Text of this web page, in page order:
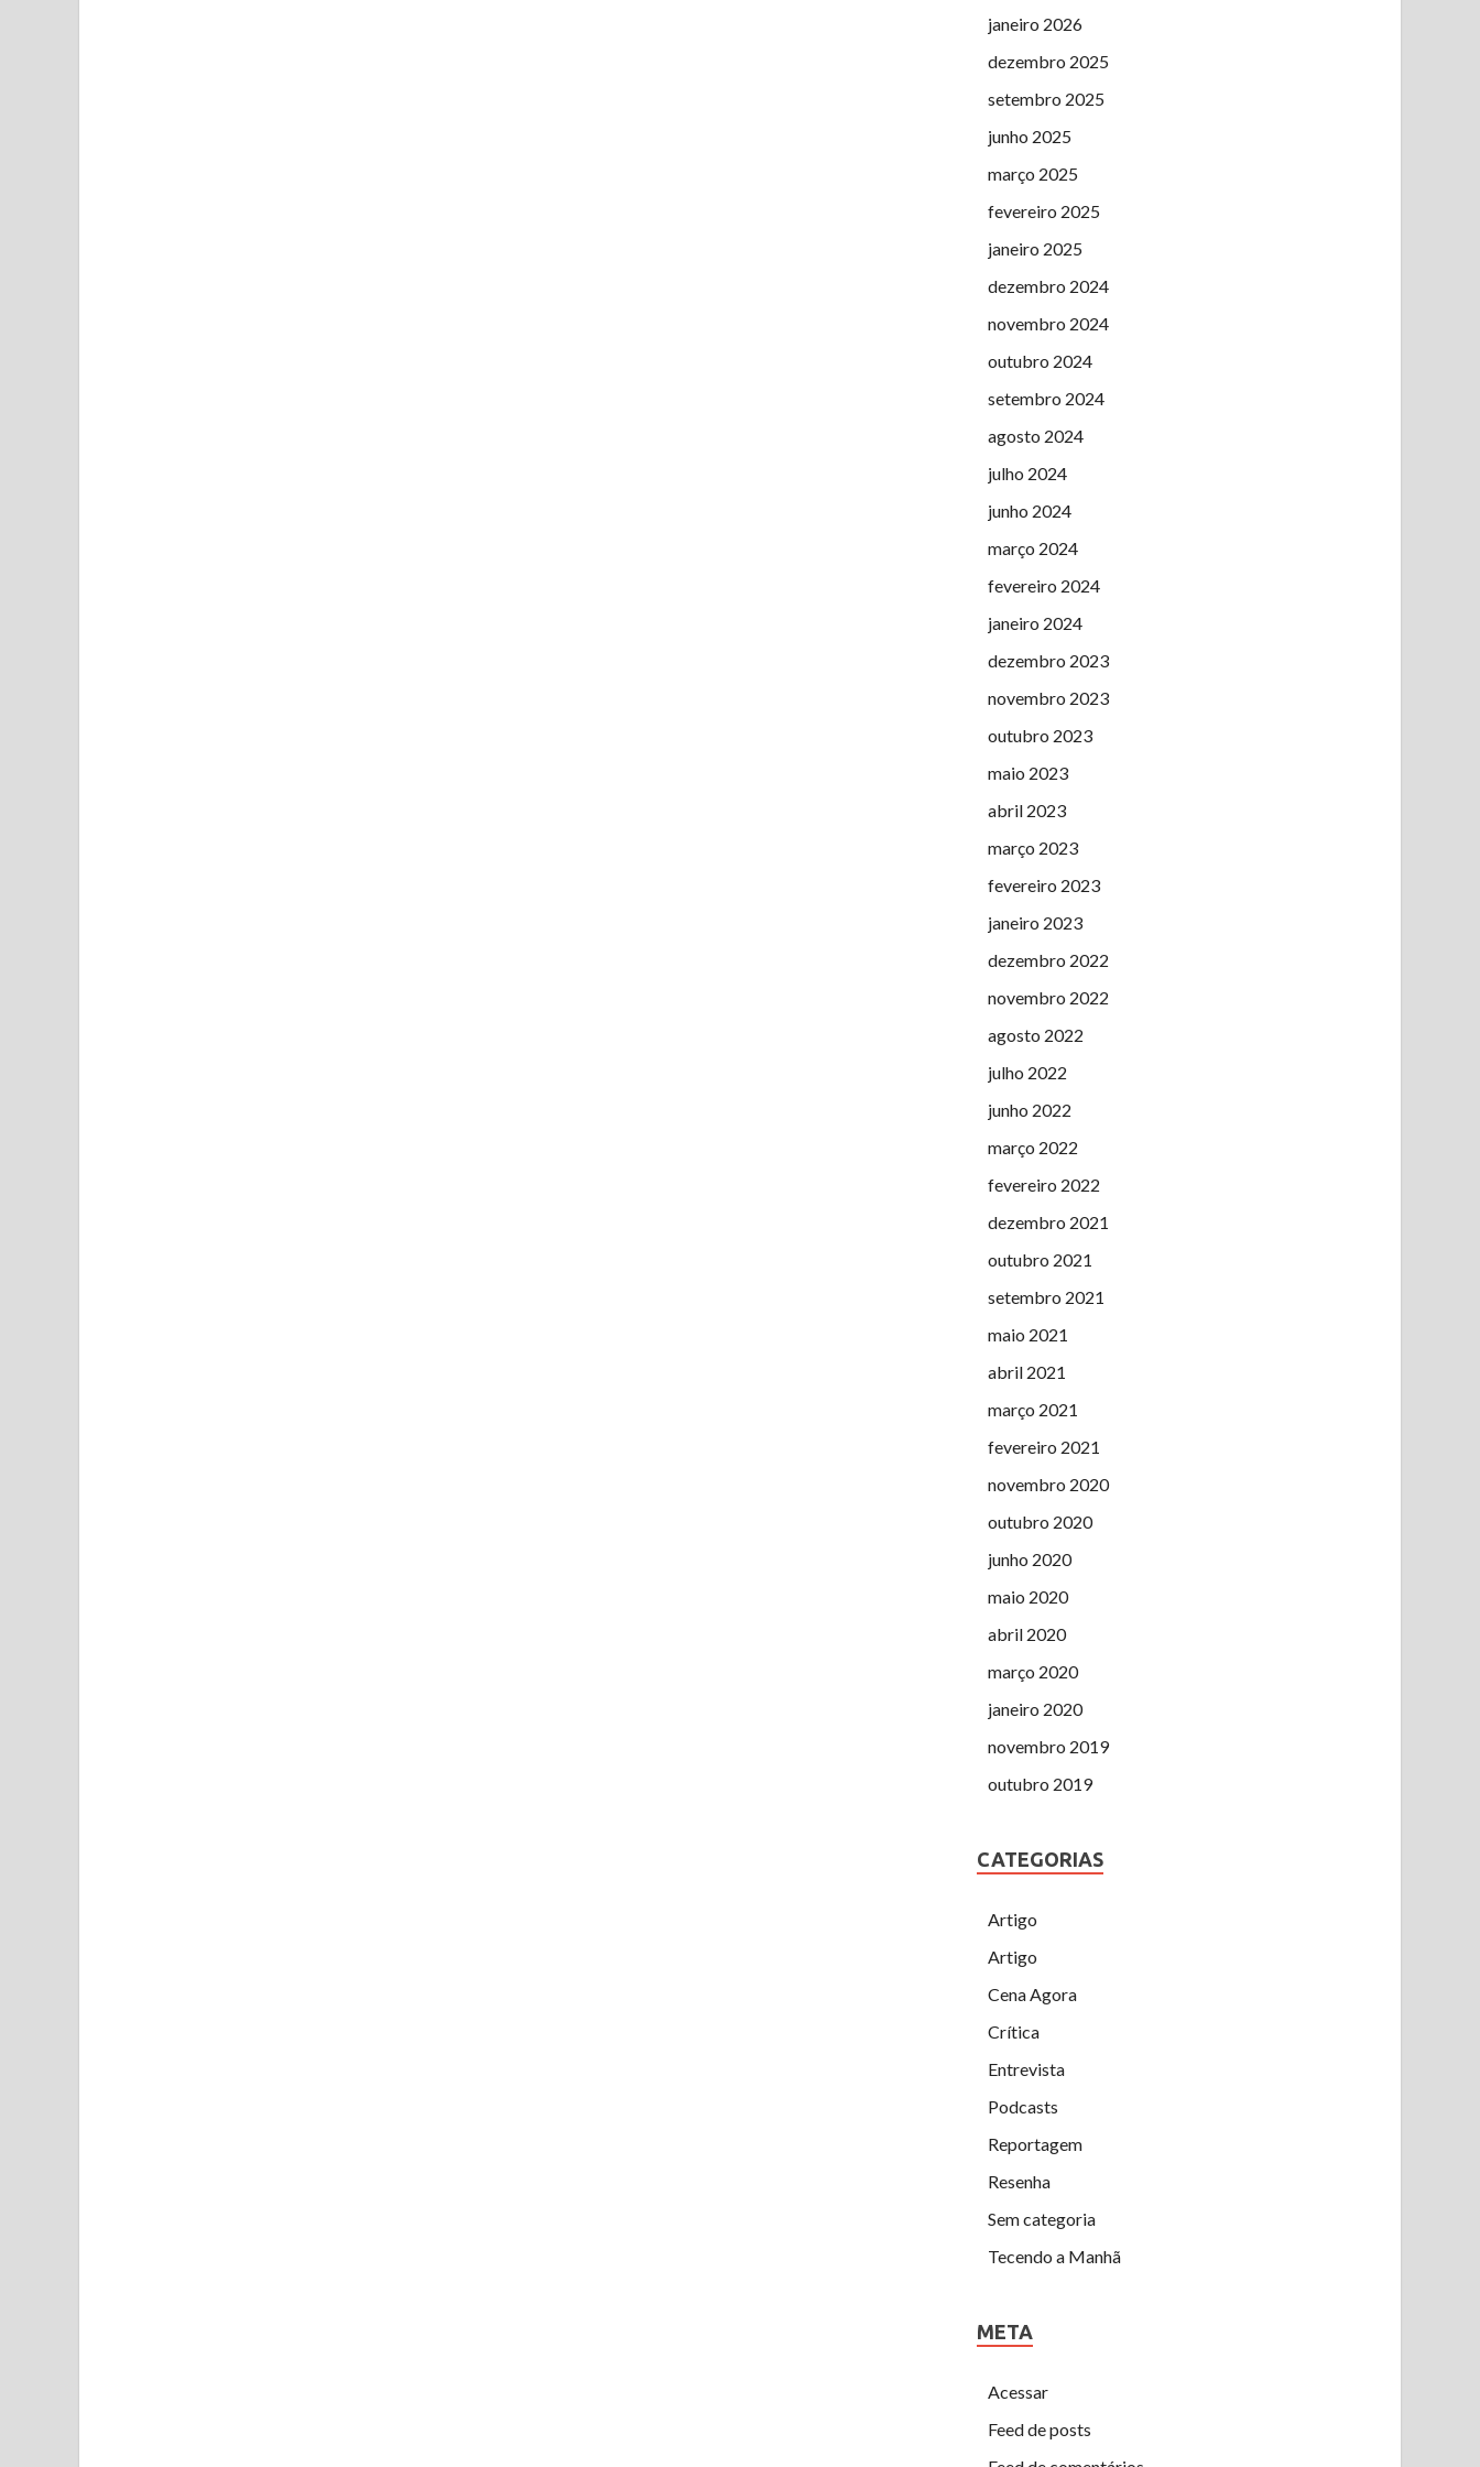
janeiro 2026
dezembro 2025
setembro 2025
junho 2025
março 2025
fevereiro 2025
janeiro 2025
dezembro 2024
novembro 2024
outubro 2024
setembro 2024
agosto 2024
julho 2024
junho 2024
março 2024
fevereiro 2024
janeiro 2024
dezembro 2023
novembro 2023
outubro 2023
maio 2023
abril 2023
março 2023
fevereiro 2023
janeiro 2023
dezembro 2022
novembro 2022
agosto 2022
julho 2022
junho 2022
março 2022
fevereiro 2022
dezembro 2021
outubro 2021
setembro 2021
maio 2021
abril 2021
março 2021
fevereiro 2021
novembro 2020
outubro 2020
junho 2020
maio 2020
abril 2020
março 2020
janeiro 2020
novembro 2019
outubro 2019
CATEGORIAS
Artigo
Artigo
Cena Agora
Crítica
Entrevista
Podcasts
Reportagem
Resenha
Sem categoria
Tecendo a Manhã
META
Acessar
Feed de posts